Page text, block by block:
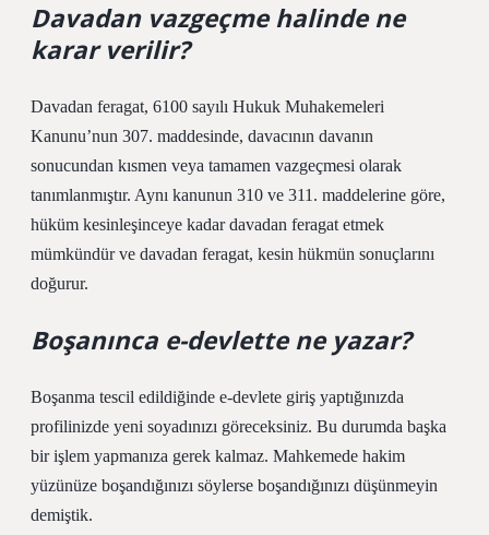
Davadan vazgeçme halinde ne
karar verilir?
Davadan feragat, 6100 sayılı Hukuk Muhakemeleri
Kanunu’nun 307. maddesinde, davacının davanın
sonucundan kısmen veya tamamen vazgeçmesi olarak
tanımlanmıştır. Aynı kanunun 310 ve 311. maddelerine göre,
hüküm kesinleşinceye kadar davadan feragat etmek
mümkündür ve davadan feragat, kesin hükmün sonuçlarını
doğurur.
Boşanınca e-devlette ne yazar?
Boşanma tescil edildiğinde e-devlete giriş yaptığınızda
profilinizde yeni soyadınızı göreceksiniz. Bu durumda başka
bir işlem yapmanıza gerek kalmaz. Mahkemede hakim
yüzünüze boşandığınızı söylerse boşandığınızı düşünmeyin
demiştik.